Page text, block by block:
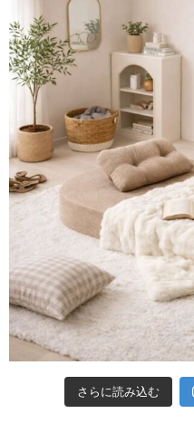
さらに読み込む